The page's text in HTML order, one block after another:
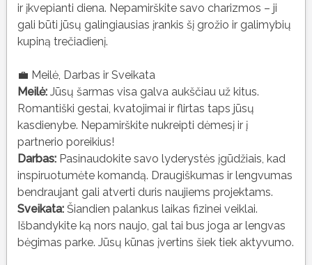
ir įkvepianti diena. Nepamirškite savo charizmos – ji
gali būti jūsų galingiausias įrankis šį grožio ir galimybių
kupiną trečiadienį.
💼 Meilė, Darbas ir Sveikata
Meilė:Jūsų šarmas visa galva aukščiau už kitus.
Romantiški gestai, kvatojimai ir flirtas taps jūsų
kasdienybe. Nepamirškite nukreipti dėmesį ir į
partnerio poreikius!
Darbas:Pasinaudokite savo lyderystės įgūdžiais, kad
inspiruotumėte komandą. Draugiškumas ir lengvumas
bendraujant gali atverti duris naujiems projektams.
Sveikata:Šiandien palankus laikas fizinei veiklai.
Išbandykite ką nors naujo, gal tai bus joga ar lengvas
bėgimas parke. Jūsų kūnas įvertins šiek tiek aktyvumo.